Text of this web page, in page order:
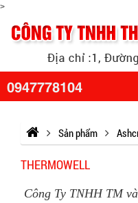
>
0947778104
Sản phẩm
THERMOWELL
Công Ty TNHH TM